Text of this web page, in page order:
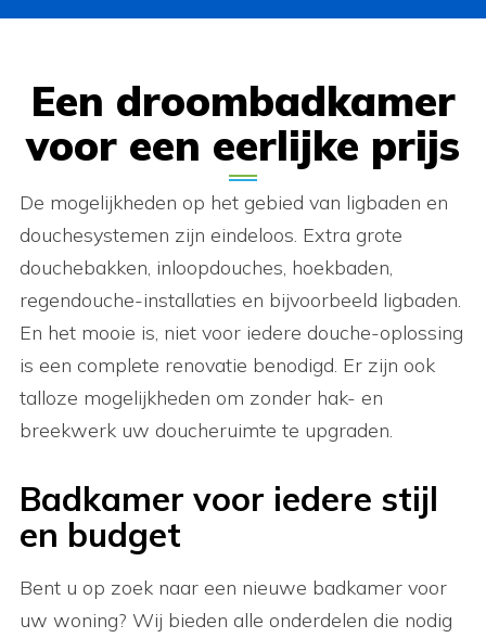
Een droombadkamer
voor een eerlijke prijs
De mogelijkheden op het gebied van ligbaden en
douchesystemen zijn eindeloos. Extra grote
douchebakken, inloopdouches, hoekbaden,
regendouche-installaties en bijvoorbeeld ligbaden.
En het mooie is, niet voor iedere douche-oplossing
is een complete renovatie benodigd. Er zijn ook
talloze mogelijkheden om zonder hak- en
breekwerk uw doucheruimte te upgraden.
Badkamer voor iedere stijl
en budget
Bent u op zoek naar een nieuwe badkamer voor
uw woning? Wij bieden alle onderdelen die nodig